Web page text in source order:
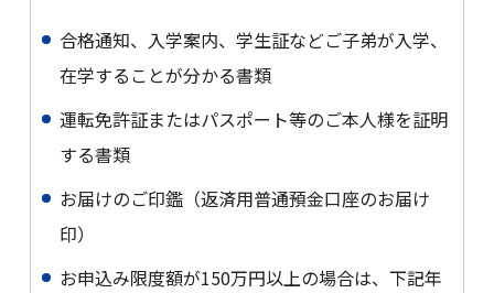
合格通知、入学案内、学生証などご子弟が入学、
在学することが分かる書類
運転免許証またはパスポート等のご本人様を証明
する書類
お届けのご印鑑（返済用普通預金口座のお届け
印）
お申込み限度額が150万円以上の場合は、下記年